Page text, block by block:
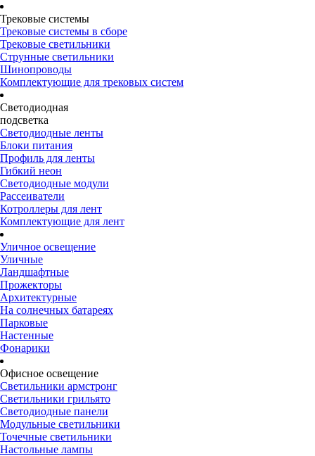
Трековые системы
Трековые системы в сборе
Трековые светильники
Струнные светильники
Шинопроводы
Комплектующие для трековых систем
Светодиодная
подсветка
Светодиодные ленты
Блоки питания
Профиль для ленты
Гибкий неон
Светодиодные модули
Рассеиватели
Котроллеры для лент
Комплектующие для лент
Уличное освещение
Уличные
Ландшафтные
Прожекторы
Архитектурные
На солнечных батареях
Парковые
Настенные
Фонарики
Офисное освещение
Светильники армстронг
Светильники грильято
Светодиодные панели
Модульные светильники
Точечные светильники
Настольные лампы